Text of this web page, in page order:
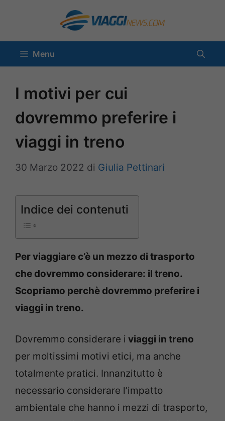
contenuto
Menu
I motivi per cui
dovremmo preferire i
viaggi in treno
30 Marzo 2022 di Giulia Pettinari
Indice dei contenuti
Per viaggiare c’è un mezzo di trasporto
che dovremmo considerare: il treno.
Scopriamo perchè dovremmo preferire i
viaggi in treno.
Dovremmo considerare i viaggi in treno
per moltissimi motivi etici, ma anche
totalmente pratici. Innanzitutto è
necessario considerare l’impatto
ambientale che hanno i mezzi di trasporto,